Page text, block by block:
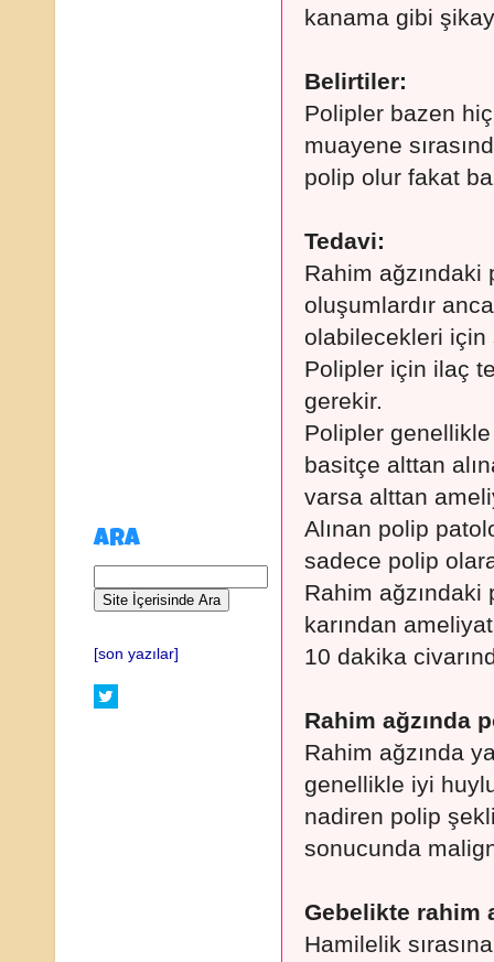
kanama gibi
Belirtiler:
Polipler bazen
muayene
polip olur fakat
Tedavi:
Rahim
oluşumlardır
olabilecekleri için
Polipler için ilaç
gerekir.
Polipler
basitçe alttan
varsa alttan
Alınan polip
sadece polip
Rahim ağzındaki
karından
10 dakika
Rahim ağzında
Rahim ağzında
genellikle iyi
nadiren polip
sonucunda
Gebelikte rahim
Hamilelik
ARA
[son yazılar]